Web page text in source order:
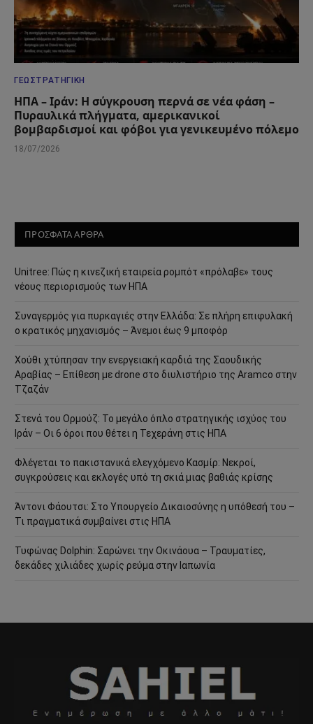
ΓΕΩΣΤΡΑΤΗΓΙΚΉ
ΗΠΑ – Ιράν: Η σύγκρουση περνά σε νέα φάση –
Πυραυλικά πλήγματα, αμερικανικοί
βομβαρδισμοί και φόβοι για γενικευμένο πόλεμο
18/07/2026
ΠΡΟΣΦΑΤΑ ΑΡΘΡΑ
Unitree: Πώς η κινεζική εταιρεία ρομπότ «πρόλαβε» τους
νέους περιορισμούς των ΗΠΑ
Συναγερμός για πυρκαγιές στην Ελλάδα: Σε πλήρη επιφυλακή
ο κρατικός μηχανισμός – Άνεμοι έως 9 μποφόρ
Χούθι χτύπησαν την ενεργειακή καρδιά της Σαουδικής
Αραβίας – Επίθεση με drone στο διυλιστήριο της Aramco στην
Τζαζάν
Στενά του Ορμούζ: Το μεγάλο όπλο στρατηγικής ισχύος του
Ιράν – Οι 6 όροι που θέτει η Τεχεράνη στις ΗΠΑ
Φλέγεται το πακιστανικά ελεγχόμενο Κασμίρ: Νεκροί,
συγκρούσεις και εκλογές υπό τη σκιά μιας βαθιάς κρίσης
Άντονι Φάουτσι: Στο Υπουργείο Δικαιοσύνης η υπόθεσή του –
Τι πραγματικά συμβαίνει στις ΗΠΑ
Τυφώνας Dolphin: Σαρώνει την Οκινάουα – Τραυματίες,
δεκάδες χιλιάδες χωρίς ρεύμα στην Ιαπωνία